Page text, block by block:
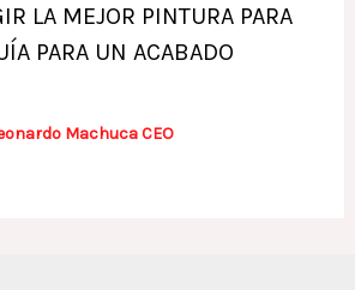
LA MEJOR PINTURA PARA
PARA UN ACABADO
Machuca CEO